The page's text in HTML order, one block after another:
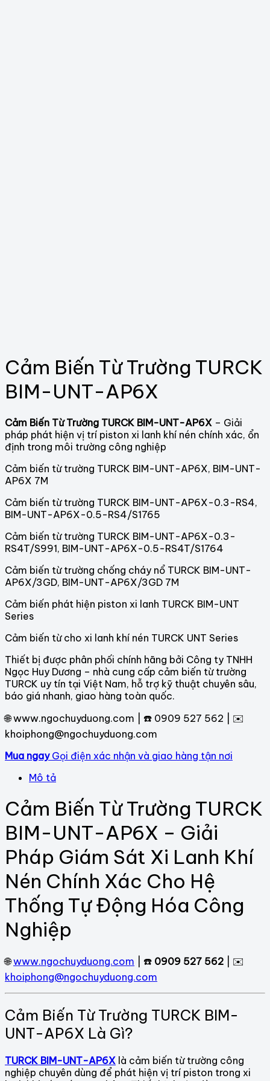
Cảm Biến Từ Trường TURCK
BIM-UNT-AP6X
Cảm Biến Từ Trường TURCK BIM-UNT-AP6X – Giải
pháp phát hiện vị trí piston xi lanh khí nén chính xác, ổn
định trong môi trường công nghiệp
Cảm biến từ trường TURCK BIM-UNT-AP6X, BIM-UNT-
AP6X 7M
Cảm biến từ trường TURCK BIM-UNT-AP6X-0.3-RS4,
BIM-UNT-AP6X-0.5-RS4/S1765
Cảm biến từ trường TURCK BIM-UNT-AP6X-0.3-
RS4T/S991, BIM-UNT-AP6X-0.5-RS4T/S1764
Cảm biến từ trường chống cháy nổ TURCK BIM-UNT-
AP6X/3GD, BIM-UNT-AP6X/3GD 7M
Cảm biến phát hiện piston xi lanh TURCK BIM-UNT
Series
Cảm biến từ cho xi lanh khí nén TURCK UNT Series
Thiết bị được phân phối chính hãng bởi Công ty TNHH
Ngọc Huy Dương – nhà cung cấp cảm biến từ trường
TURCK uy tín tại Việt Nam, hỗ trợ kỹ thuật chuyên sâu,
báo giá nhanh, giao hàng toàn quốc.
🌐www.ngochuyduong.com | ☎️ 0909 527 562 | ✉️
khoiphong@ngochuyduong.com
Mua ngay Gọi điện xác nhận và giao hàng tận nơi
Mô tả
Cảm Biến Từ Trường TURCK
BIM-UNT-AP6X – Giải
Pháp Giám Sát Xi Lanh Khí
Nén Chính Xác Cho Hệ
Thống Tự Động Hóa Công
Nghiệp
🌐www.ngochuyduong.com | ☎️ 0909 527 562 | ✉️
khoiphong@ngochuyduong.com
Cảm Biến Từ Trường TURCK BIM-
UNT-AP6X Là Gì?
TURCK BIM-UNT-AP6X là cảm biến từ trường công
nghiệp chuyên dùng để phát hiện vị trí piston trong xi